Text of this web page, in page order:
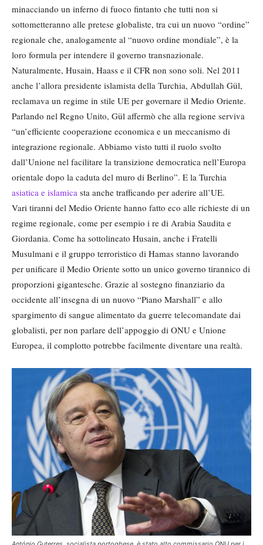
minacciando un inferno di fuoco fintanto che tutti non si
sottometteranno alle pretese globaliste, tra cui un nuovo “ordine”
regionale che, analogamente al “nuovo ordine mondiale”, è la
loro formula per intendere il governo transnazionale.
Naturalmente, Husain, Haass e il CFR non sono soli. Nel 2011
anche l’allora presidente islamista della Turchia, Abdullah Gül,
reclamava un regime in stile UE per governare il Medio Oriente.
Parlando nel Regno Unito, Gül affermò che alla regione serviva
“un’efficiente cooperazione economica e un meccanismo di
integrazione regionale. Abbiamo visto tutti il ​​ruolo svolto
dall’Unione nel facilitare la transizione democratica nell’Europa
orientale dopo la caduta del muro di Berlino”. E la Turchia
asiatica e islamica sta anche trafficando per aderire all’UE.
Vari tiranni del Medio Oriente hanno fatto eco alle richieste di un
regime regionale, come per esempio i re di Arabia Saudita e
Giordania. Come ha sottolineato Husain, anche i Fratelli
Musulmani e il gruppo terroristico di Hamas stanno lavorando
per unificare il Medio Oriente sotto un unico governo tirannico di
proporzioni gigantesche. Grazie al sostegno finanziario da
occidente all’insegna di un nuovo “Piano Marshall” e allo
spargimento di sangue alimentato da guerre telecomandate dai
globalisti, per non parlare dell’appoggio di ONU e Unione
Europea, il complotto potrebbe facilmente diventare una realtà.